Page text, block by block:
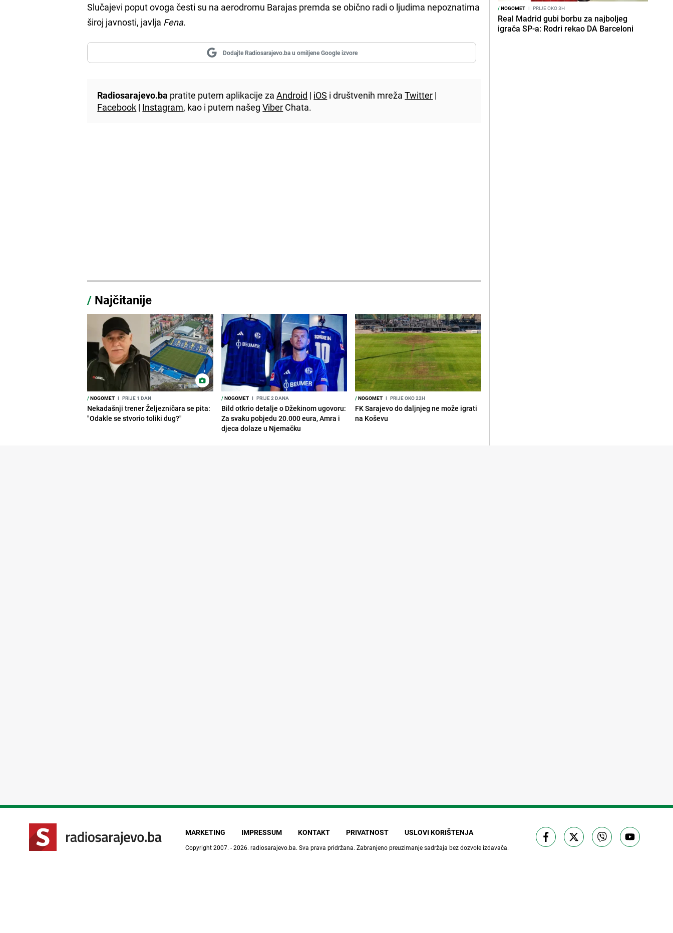
Slučajevi poput ovoga česti su na aerodromu Barajas premda se obično radi o ljudima nepoznatima
široj javnosti, javlja Fena.
Dodajte Radiosarajevo.ba u omiljene Google izvore
Radiosarajevo.ba pratite putem aplikacije zaAndroid | iOS i društvenih mrežaTwitter |
Facebook | Instagram, kao i putem našegViber Chata.
/ Najčitanije
/NOGOMET I PRIJE 1 DAN
Nekadašnji trener Željezničara se pita:
"Odakle se stvorio toliki dug?"
/NOGOMET I PRIJE 2 DANA
Bild otkrio detalje o Džekinom ugovoru:
Za svaku pobjedu 20.000 eura, Amra i
djeca dolaze u Njemačku
/NOGOMET I PRIJE OKO 22H
FK Sarajevo do daljnjeg ne može igrati
na Koševu
/NOGOMET I PRIJE OKO 3H
Real Madrid gubi borbu za najboljeg
igrača SP-a: Rodri rekao DA Barceloni
MARKETING IMPRESSUM KONTAKT PRIVATNOST USLOVI KORIŠTENJA
Copyright 2007. - 2026. radiosarajevo.ba. Sva prava pridržana. Zabranjeno preuzimanje sadržaja bez dozvole izdavača.